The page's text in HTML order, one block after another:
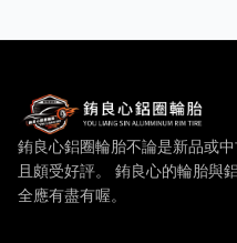
銪良心鋁圈輪胎 — 網站概
銪良心鋁圈輪胎不論是新品或
且頗受好評。 銪良心的輪胎與
全應有盡有喔。